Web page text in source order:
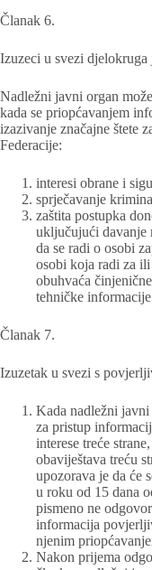
Članak 6.
Izuzeci u svezi djelokruga
Nadležni javni organ
kada se priopćavanjem
izazivanje značajne štete
Federacije:
interesi obrane i
sprječavanje
zaštita postupka
uključujući davanje
da se radi o osobi
osobi koja radi za
obuhvaća
tehničke
Članak 7.
Izuzetak u svezi s
Kada nadležni
za pristup
interese treće
obaviještava treću
upozorava je da će
u roku od 15 dana
pismeno ne
informacija
njenim
Nakon prijema